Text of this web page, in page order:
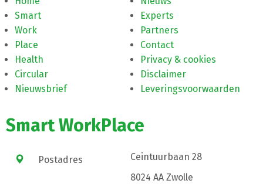
Smart
Work
Place
Health
Circular
Nieuwsbrief
Experts
Partners
Contact
Privacy & cookies
Disclaimer
Leveringsvoorwaarden
Smart WorkPlace
Postadres
Ceintuurbaan 28
8024 AA Zwolle